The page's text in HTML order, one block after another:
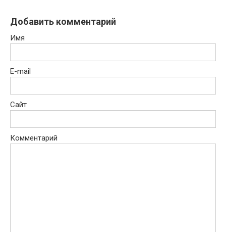
Добавить комментарий
Имя
E-mail
Сайт
Комментарий